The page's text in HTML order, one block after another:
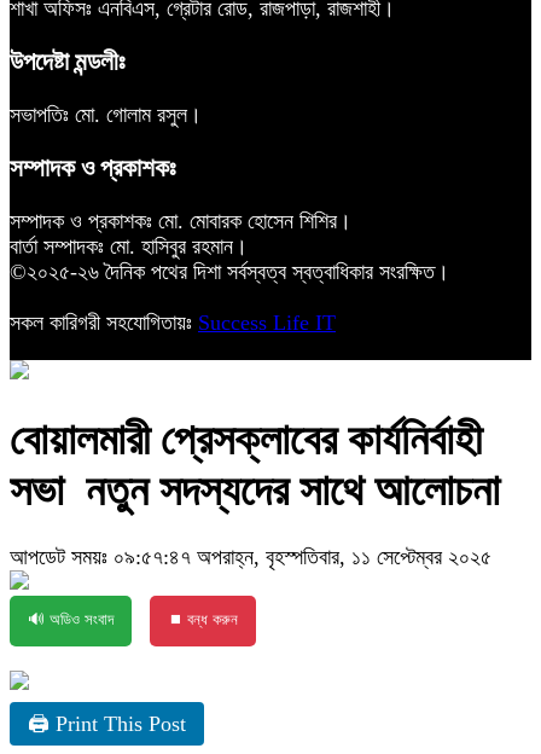
শাখা অফিসঃ এনবিএস, গ্রেটার রোড, রাজপাড়া, রাজশাহী।
উপদেষ্টা মন্ডলীঃ
সভাপতিঃ মো. গোলাম রসুল।
সম্পাদক ও প্রকাশকঃ
সম্পাদক ও প্রকাশকঃ মো. মোবারক হোসেন শিশির।
বার্তা সম্পাদকঃ মো. হাসিবুর রহমান।
©২০২৫-২৬ দৈনিক পথের দিশা সর্বস্বত্ব স্বত্বাধিকার সংরক্ষিত।
সকল কারিগরী সহযোগিতায়ঃ Success Life IT
বোয়ালমারী প্রেসক্লাবের কার্যনির্বাহী
সভা নতুন সদস্যদের সাথে আলোচনা
আপডেট সময়ঃ ০৯:৫৭:৪৭ অপরাহ্ন, বৃহস্পতিবার, ১১ সেপ্টেম্বর ২০২৫
🔊 অডিও সংবাদ ⏹ বন্ধ করুন
🖨 Print This Post